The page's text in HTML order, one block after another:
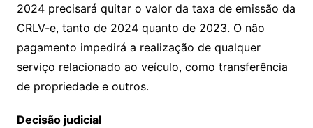
2024 precisará quitar o valor da taxa de emissão da
CRLV-e, tanto de 2024 quanto de 2023. O não
pagamento impedirá a realização de qualquer
serviço relacionado ao veículo, como transferência
de propriedade e outros.
Decisão judicial